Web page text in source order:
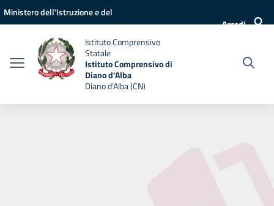
Vai ai contenuti
Vai al menu di navigazione
Vai al footer
Ministero dell'Istruzione e del
Accedi
Istituto Comprensivo
Statale
Istituto Comprensivo di
Diano d'Alba
Diano d'Alba (CN)